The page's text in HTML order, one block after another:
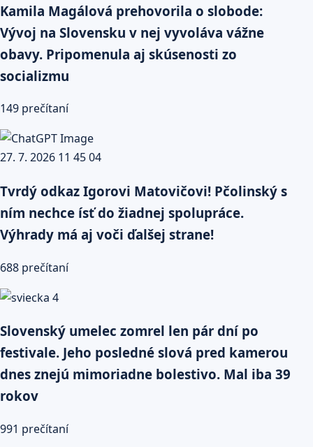
Kamila Magálová prehovorila o slobode:
Vývoj na Slovensku v nej vyvoláva vážne
obavy. Pripomenula aj skúsenosti zo
socializmu
149 prečítaní
Tvrdý odkaz Igorovi Matovičovi! Pčolinský s
ním nechce ísť do žiadnej spolupráce.
Výhrady má aj voči ďalšej strane!
688 prečítaní
Slovenský umelec zomrel len pár dní po
festivale. Jeho posledné slová pred kamerou
dnes znejú mimoriadne bolestivo. Mal iba 39
rokov
991 prečítaní